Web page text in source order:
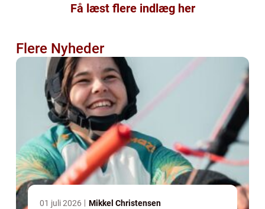
Få læst flere indlæg her
Flere Nyheder
01 juli 2026 Mikkel Christensen